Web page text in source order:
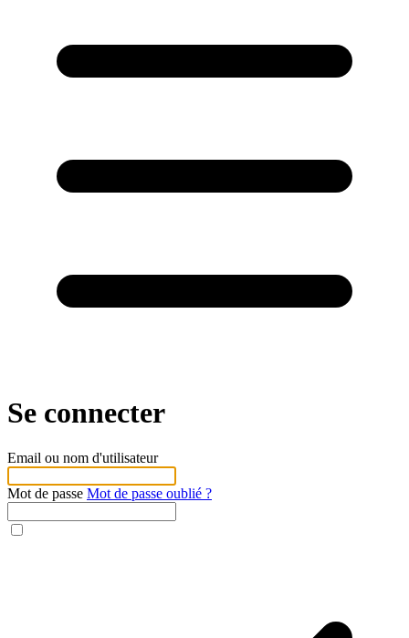
Se connecter
Email ou nom d'utilisateur
Mot de passe Mot de passe oublié ?